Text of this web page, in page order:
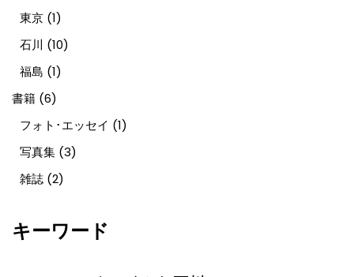
東京 (1)
石川 (10)
福島 (1)
書籍 (6)
フォト･エッセイ (1)
写真集 (3)
雑誌 (2)
キーワード